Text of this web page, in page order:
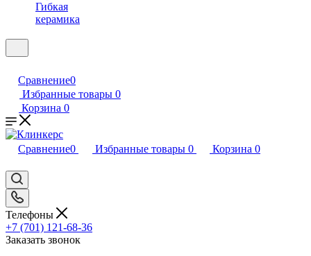
Гибкая
керамика
Сравнение0
Избранные товары 0
Корзина 0
Сравнение0 Избранные товары 0 Корзина 0
Телефоны
+7 (701) 121-68-36
Заказать звонок